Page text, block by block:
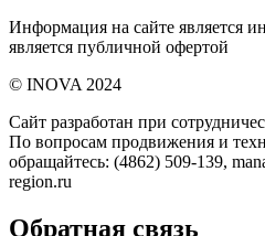
Информация на сайте является
является публичной офертой
©️ INOVA 2024
Сайт разработан при
По вопросам продвижения и
обращайтесь: (4862) 509-139,
region.ru
Обратная связь